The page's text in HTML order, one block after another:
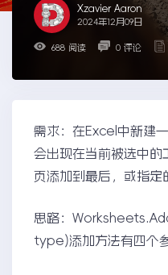
Xzavier Aaron
2024年12月09日
688 阅读 0 评论
需求：在Excel中新建
会出现在当前被选中
页添加到最后，或指定
思路：
type)添加方法有四个